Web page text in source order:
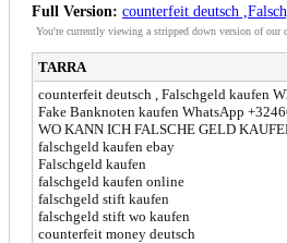
Full Version: counterfeit deutsch
You're currently viewing a stripped down version of our
TARRA
counterfeit deutsch , Falschgeld kaufen
Fake Banknoten kaufen WhatsApp
WO KANN ICH FALSCHE GELD
falschgeld kaufen ebay
Falschgeld kaufen
falschgeld kaufen online
falschgeld stift kaufen
falschgeld stift wo kaufen
counterfeit money deutsch